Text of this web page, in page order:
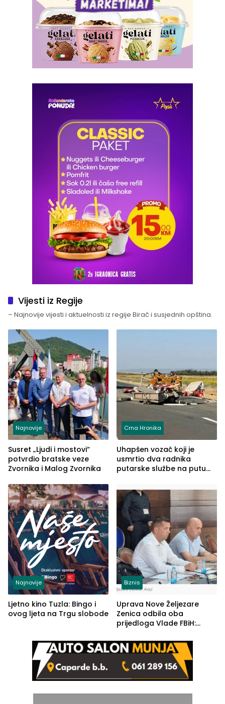
Vijesti iz Regije
– Najnovije vijesti i aktuelnosti iz regije Birač i susjednih opština.
Najnovije
Susret „Ljudi i mostovi“
potvrdio bratske veze
Zvornika i Malog Zvornika
Crna Hronika
Uhapšen vozač koji je
usmrtio dva radnika
putarske službe na putu
(FOTO)
Najnovije
Ljetno kino Tuzla: Bingo i
ovog ljeta na Trgu slobode
Biznis
Uprava Nove Željezare
Zenica odbila oba
prijedloga Vlade FBiH:
rješenje